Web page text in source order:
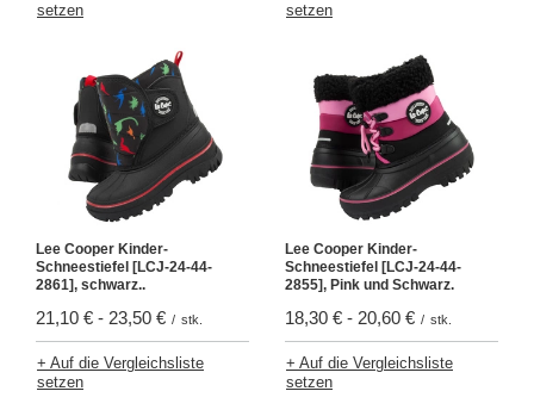
setzen
setzen
Lee Cooper Kinder-
Schneestiefel [LCJ-24-44-
2861], schwarz..
21,10 € - 23,50 € / stk.
+ Auf die Vergleichsliste
setzen
Lee Cooper Kinder-
Schneestiefel [LCJ-24-44-
2855], Pink und Schwarz.
18,30 € - 20,60 € / stk.
+ Auf die Vergleichsliste
setzen